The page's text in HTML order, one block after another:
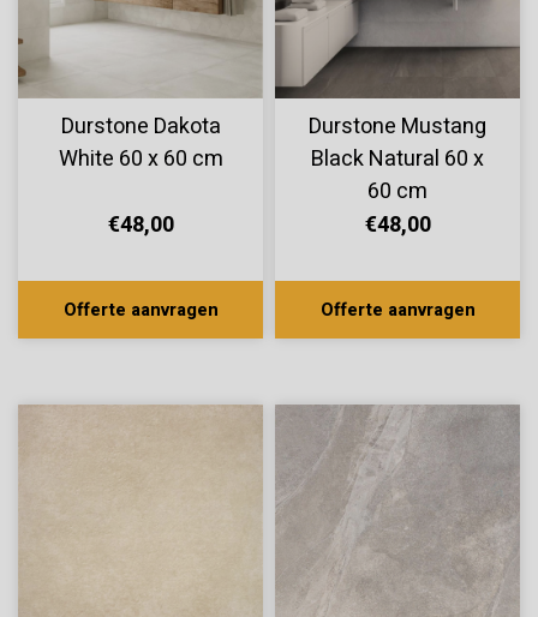
Durstone Dakota
White 60 x 60 cm
€48,00
Offerte aanvragen
Durstone Mustang
Black Natural 60 x
60 cm
€48,00
Offerte aanvragen